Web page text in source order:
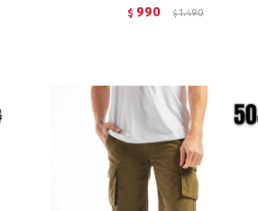
$ 990 $ 1.490